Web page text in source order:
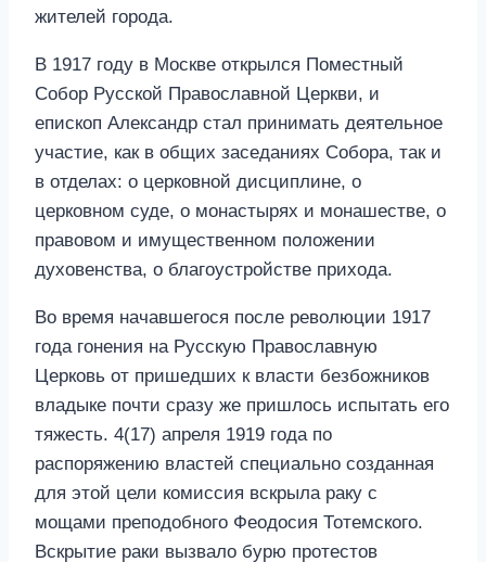
жителей города.
В 1917 году в Москве открылся Поместный
Собор Русской Православной Церкви, и
епископ Александр стал принимать деятельное
участие, как в общих заседаниях Собора, так и
в отделах: о церковной дисциплине, о
церковном суде, о монастырях и монашестве, о
правовом и имущественном положении
духовенства, о благоустройстве прихода.
Во время начавшегося после революции 1917
года гонения на Русскую Православную
Церковь от пришедших к власти безбожников
владыке почти сразу же пришлось испытать его
тяжесть. 4(17) апреля 1919 года по
распоряжению властей специально созданная
для этой цели комиссия вскрыла раку с
мощами преподобного Феодосия Тотемского.
Вскрытие раки вызвало бурю протестов